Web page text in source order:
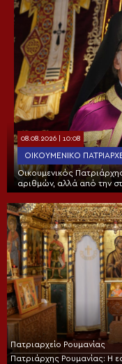
08.08.2026 | 10:08
ΟΙΚΟΥΜΕΝΙΚΌ
Οικουμενικός
αριθμών, αλλά από την
Πατριαρχείο Ρουμανίας
Πατριάρχης Ρουμανίας: Η